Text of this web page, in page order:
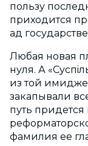
пользу
приходится
ад
Любая новая
нуля. А
из той
закапывали
путь
фамилия ее